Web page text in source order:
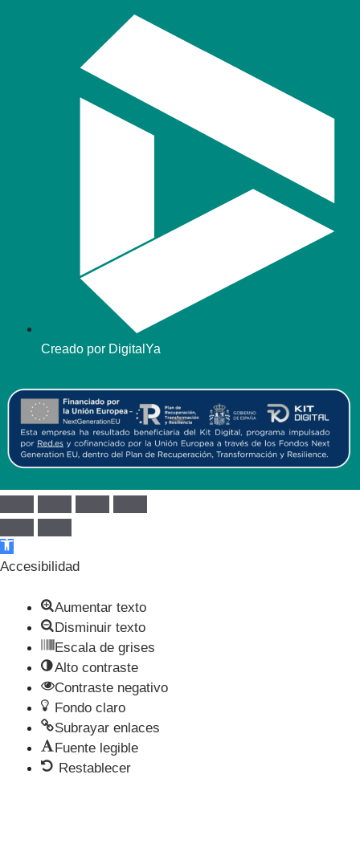
Creado por DigitalYa
Abrir barra de herramientas
Accesibilidad
Aumentar texto
Disminuir texto
Escala de grises
Alto contraste
Contraste negativo
Fondo claro
Subrayar enlaces
Fuente legible
Restablecer